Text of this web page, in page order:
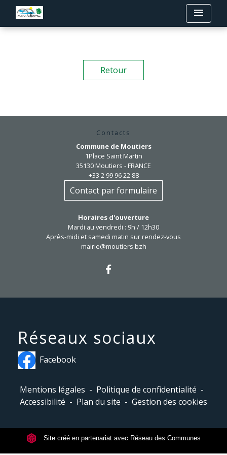
menu
Retour
Contacts
Commune de Moutiers
1Place Saint Martin
35130 Moutiers - FRANCE
+33 2 99 96 22 88
Contact par formulaire
Horaires d'ouverture
Mardi au vendredi : 9h / 12h30
Après-midi et samedi matin sur rendez-vous
mairie@moutiers.bzh
Réseaux sociaux
Facebook
Mentions légales - Politique de confidentialité -
Accessibilité - Plan du site - Gestion des cookies
Site créé en partenariat avec Réseau des Communes